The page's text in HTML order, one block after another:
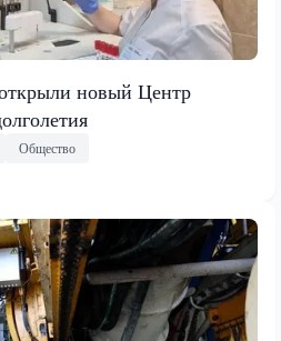
новый Центр
Общество